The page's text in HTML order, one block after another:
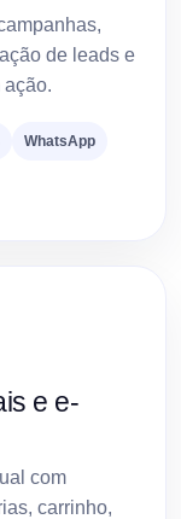
de leads e
ação.
WhatsApp
e e-
com
carrinho,